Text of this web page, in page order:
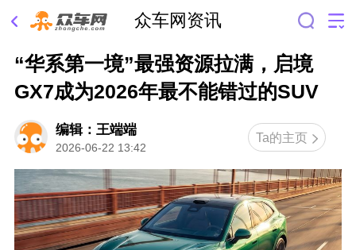
众车网资讯
“华系第一境”最强资源拉满，启境
GX7成为2026年最不能错过的SUV
编辑：王端端
2026-06-22 13:42
Ta的主页